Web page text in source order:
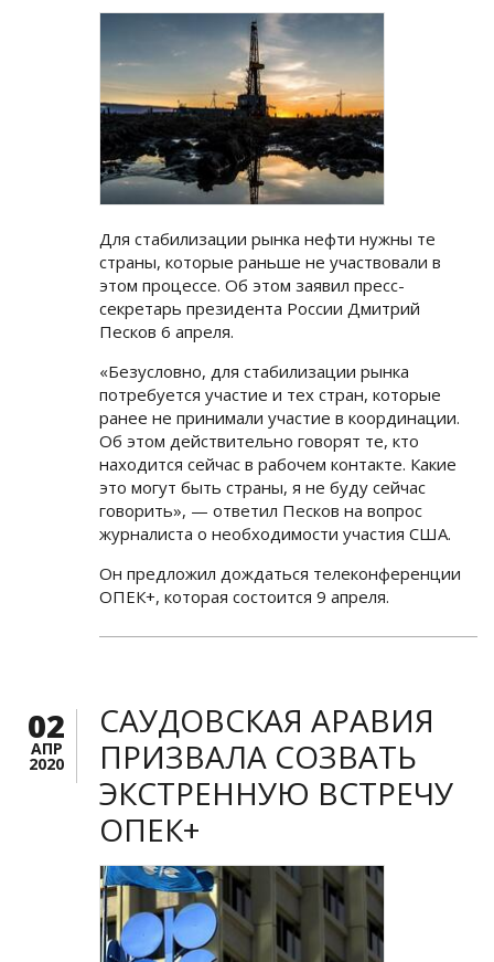
Для стабилизации рынка нефти нужны те
страны, которые раньше не участвовали в
этом процессе. Об этом заявил пресс-
секретарь президента России Дмитрий
Песков 6 апреля.
«Безусловно, для стабилизации рынка
потребуется участие и тех стран, которые
ранее не принимали участие в координации.
Об этом действительно говорят те, кто
находится сейчас в рабочем контакте. Какие
это могут быть страны, я не буду сейчас
говорить», — ответил Песков на вопрос
журналиста о необходимости участия США.
Он предложил дождаться телеконференции
ОПЕК+, которая состоится 9 апреля.
02
АПР
2020
САУДОВСКАЯ АРАВИЯ
ПРИЗВАЛА СОЗВАТЬ
ЭКСТРЕННУЮ ВСТРЕЧУ
ОПЕК+